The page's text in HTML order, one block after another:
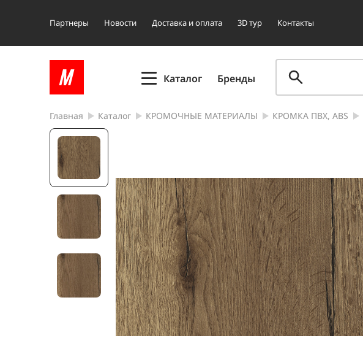
Партнеры Новости Доставка и оплата 3D тур Контакты
Каталог Бренды
Главная Каталог КРОМОЧНЫЕ МАТЕРИАЛЫ КРОМКА ПВХ, ABS